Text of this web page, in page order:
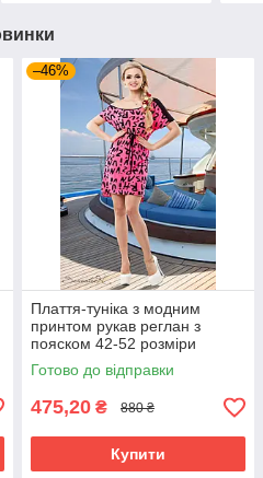
–46%
Плаття-туніка з модним
принтом рукав реглан з
пояском 42-52 розміри
Готово до відправки
475,20 ₴ 880 ₴
Купити